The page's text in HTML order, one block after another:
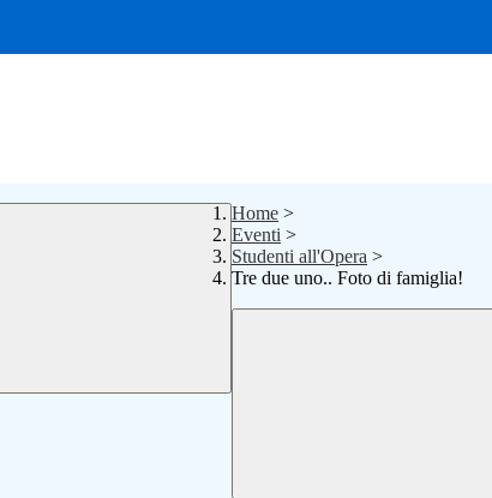
Home >
Eventi >
Studenti all'Opera >
Tre due uno.. Foto di famiglia!